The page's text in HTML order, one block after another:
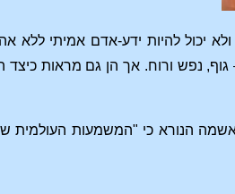
יכול להיות ידע-אדם אמיתי ללא
נפש ורוח. אך הן גם מראות
הנורא כי "המשמעות העולמית של